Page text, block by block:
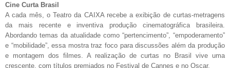
Cine Curta Brasil
A cada mês, o Teatro da CAIXA recebe a exibição de curtas-metragens
da mais recente e inventiva produção cinematográfica brasileira.
Abordando temas da atualidade como “pertencimento”, “empoderamento”
e “mobilidade”, essa mostra traz foco para discussões além da produção
e montagem dos filmes. A realização de curtas no Brasil vive uma
crescente, com títulos premiados no Festival de Cannes e no Oscar.